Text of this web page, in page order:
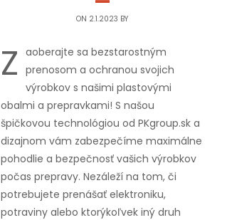
ON 2.1.2023 BY
Z aoberajte sa bezstarostným
prenosom a ochranou svojich
výrobkov s našimi plastovými
obalmi a prepravkami! S našou
špičkovou technológiou od PKgroup.sk a
dizajnom vám zabezpečíme maximálne
pohodlie a bezpečnosť vašich výrobkov
počas prepravy. Nezáleží na tom, či
potrebujete prenášať elektroniku,
potraviny alebo ktorýkoľvek iný druh